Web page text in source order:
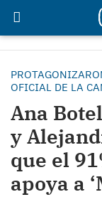
OFICIAL DE LA
Ana
y
que el
apoya a